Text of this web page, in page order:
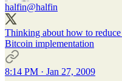
halfin@halfin
Thinking about how to
Bitcoin implementation
8:14 PM · Jan 27, 2009